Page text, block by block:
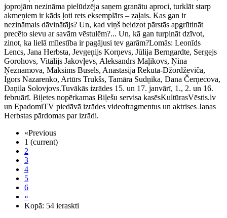
joprojām nezināma pielūdzēja saņem granātu aproci, turklāt starp
akmeņiem ir kāds ļoti rets eksemplārs – zaļais. Kas gan ir
nezināmais dāvinātājs? Un, kad viņš beidzot pārstās apgrūtināt
precēto sievu ar savām vēstulēm?... Un, kā gan turpināt dzīvot,
zinot, ka lielā mīlestība ir pagājusi tev garām?Lomās: Leonīds
Lencs, Jana Herbsta, Jevgeņijs Korņevs, Jūlija Berngardte, Sergejs
Gorohovs, Vitālijs Jakovļevs, Aleksandrs Maļikovs, Ņina
Ņeznamova, Maksims Busels, Anastasija Rekuta-Džordževiča,
Igors Nazarenko, Artūrs Trukšs, Tamāra Sudņika, Dana Čerņecova,
Daņila Solovjovs.Tuvākās izrādes 15. un 17. janvārī, 1., 2. un 16.
februārī. Biļetes nopērkamas Biļešu servisa kasēsKultūrasVēstis.lv
un EpadomiTV piedāvā izrādes videofragmentus un aktrises Janas
Herbstas pārdomas par izrādi.
«Previous
1 (current)
2
3
4
5
6
»
Kopā: 54 ieraskti